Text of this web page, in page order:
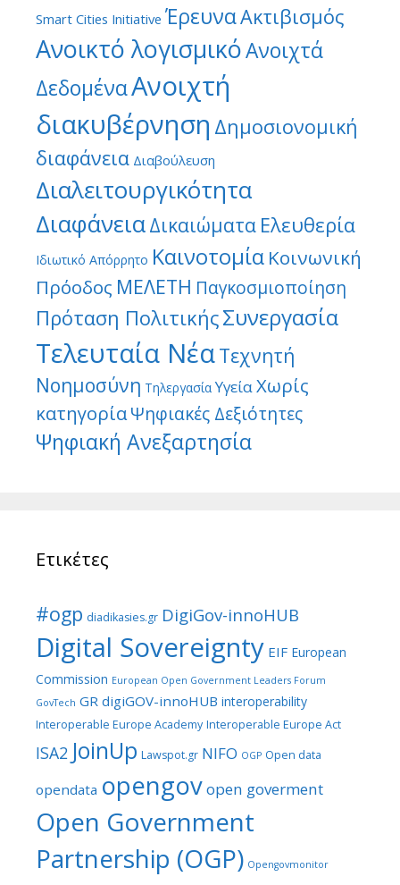
Smart Cities Initiative ΈρευναΑκτιβισμός
Ανοικτό λογισμικόΑνοιχτά
ΔεδομέναΑνοιχτή
διακυβέρνηση Δημοσιονομική
διαφάνεια Διαβούλευση
Διαλειτουργικότητα
ΔιαφάνειαΔικαιώματα Ελευθερία
Ιδιωτικό Απόρρητο Καινοτομία Κοινωνική
Πρόοδος ΜΕΛΕΤΗ Παγκοσμιοποίηση
Πρόταση ΠολιτικήςΣυνεργασία
Τελευταία ΝέαΤεχνητή
Νοημοσύνη Τηλεργασία ΥγείαΧωρίς
κατηγορίαΨηφιακές Δεξιότητες
Ψηφιακή Ανεξαρτησία
Ετικέτες
#ogp diadikasies.gr DigiGov-innoHUB
Digital Sovereignty EIF European
Commission European Open Government Leaders Forum
GovTech GR digiGOV-innoHUB interoperability
Interoperable Europe Academy Interoperable Europe Act
ISA2 JoinUp Lawspot.gr NIFO OGP Open data
opendata opengovopen goverment
Open Government
Partnership (OGP) Opengovmonitor